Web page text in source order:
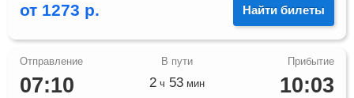
от 1273 р. Найти билеты
07:10 10:03
2 ч 53 мин